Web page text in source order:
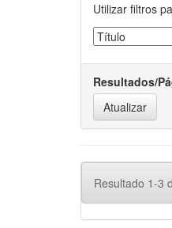
Utilizar filtros
Resultados/
Resultado 1-3